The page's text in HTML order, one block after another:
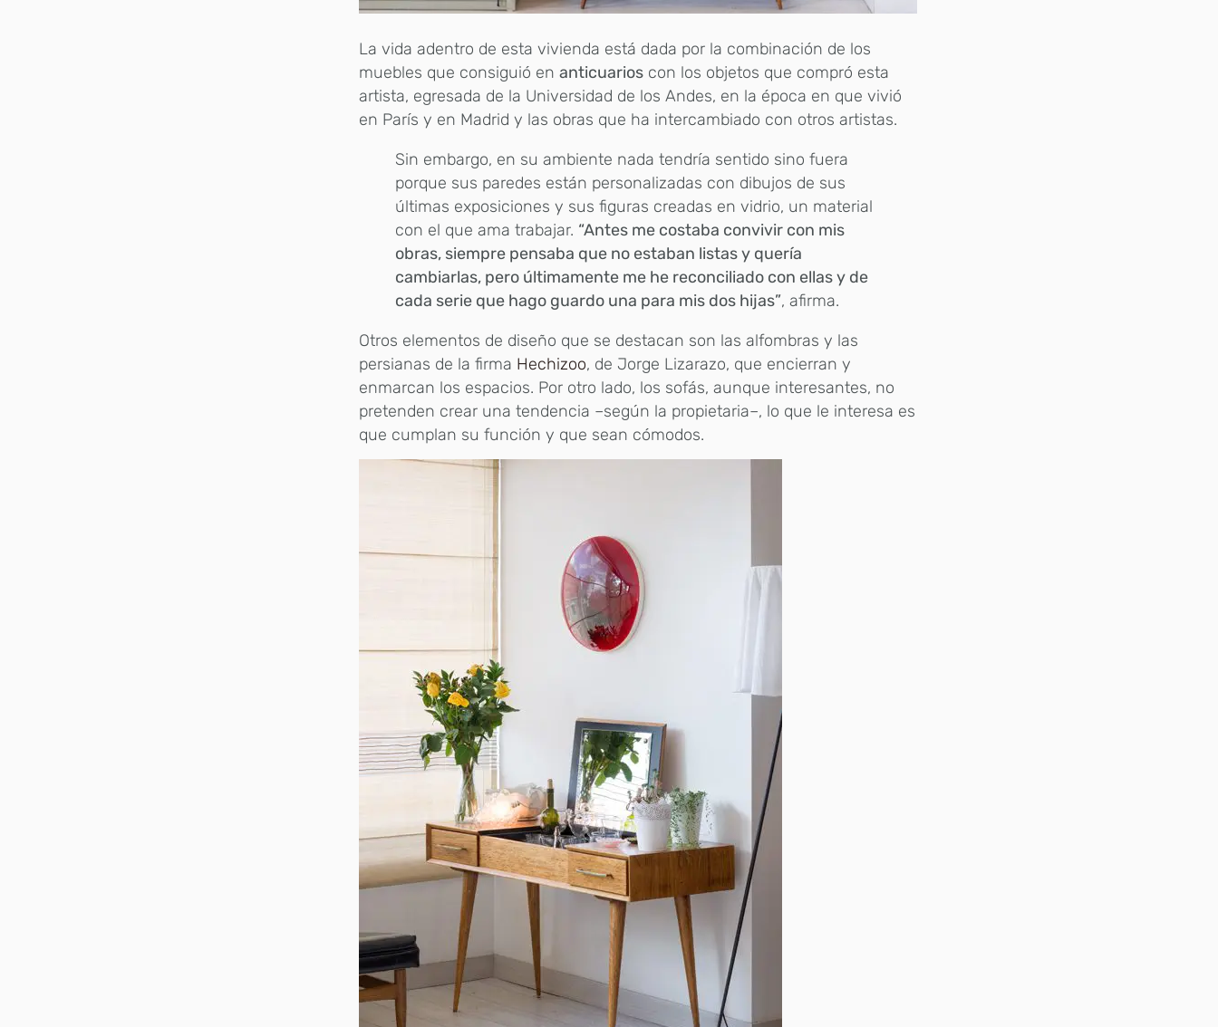
La vida adentro de esta vivienda está dada por la combinación de los
muebles que consiguió enanticuarios con los objetos que compró esta
artista, egresada de la Universidad de los Andes, en la época en que vivió
en París y en Madrid y las obras que ha intercambiado con otros artistas.
Sin embargo, en su ambiente nada tendría sentido sino fuera
porque sus paredes están personalizadas con dibujos de sus
últimas exposiciones y sus figuras creadas en vidrio, un material
con el que ama trabajar. “Antes me costaba convivir con mis
obras, siempre pensaba que no estaban listas y quería
cambiarlas, pero últimamente me he reconciliado con ellas y de
cada serie que hago guardo una para mis dos hijas”, afirma.
Otros elementos de diseño que se destacan son las alfombras y las
persianas de la firma Hechizoo, de Jorge Lizarazo, que encierran y
enmarcan los espacios. Por otro lado, los sofás, aunque interesantes, no
pretenden crear una tendencia –según la propietaria–, lo que le interesa es
que cumplan su función y que sean cómodos.